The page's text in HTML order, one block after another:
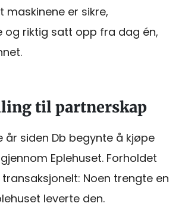
maskinene er sikre,
og riktig satt opp fra dag én,
til partnerskap
år siden Db begynte å kjøpe
Eplehuset. Forholdet
Noen trengte en
leverte den.